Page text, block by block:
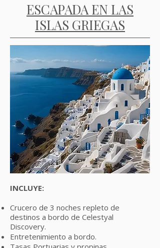
ESCAPADA EN LAS
ISLAS GRIEGAS
INCLUYE:
Crucero de 3 noches repleto de
destinos a bordo de Celestyal
Discovery.
Entretenimiento a bordo.